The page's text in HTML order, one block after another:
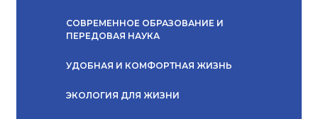
СОВРЕМЕННОЕ ОБРАЗОВАНИЕ И
ПЕРЕДОВАЯ НАУКА
УДОБНАЯ И КОМФОРТНАЯ ЖИЗНЬ
ЭКОЛОГИЯ ДЛЯ ЖИЗНИ